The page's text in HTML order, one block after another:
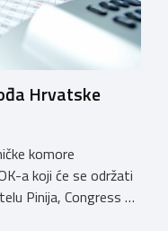
Hrvatske
komore
a koji će se održati
Pinija, Congress &